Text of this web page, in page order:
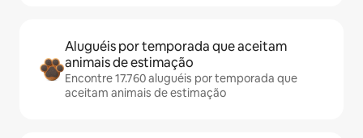
Aluguéis por temporada que aceitam
animais de estimação
Encontre 17.760 aluguéis por temporada que
aceitam animais de estimação